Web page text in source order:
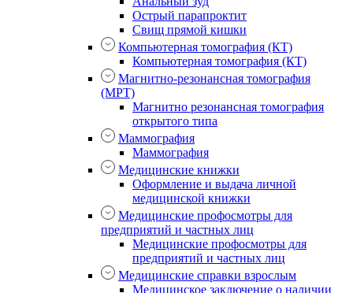
Острый парапроктит
Свищ прямой кишки
Компьютерная томография (КТ)
Компьютерная томография (КТ)
Магнитно-резонансная томография
(МРТ)
Магнитно резонансная томография
открытого типа
Маммография
Маммография
Медицинские книжки
Оформление и выдача личной
медицинской книжки
Медицинские профосмотры для
предприятий и частных лиц
Медицинские профосмотры для
предприятий и частных лиц
Медицинские справки взрослым
Медицинское заключение о наличии